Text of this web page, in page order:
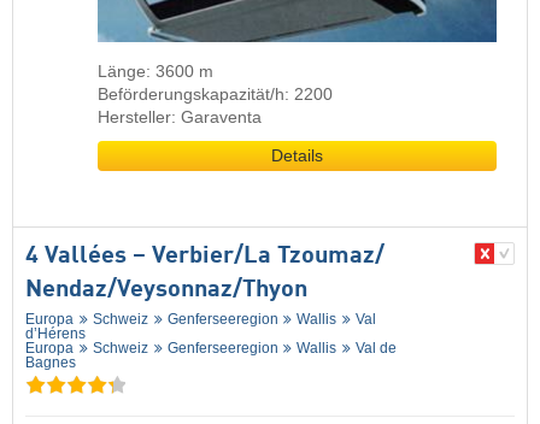
Länge: 3600 m
Beförderungskapazität/h: 2200
Hersteller: Garaventa
Details
4 Vallées – Verbier/​La Tzoumaz/​
Nendaz/​Veysonnaz/​Thyon
Europa Schweiz Genferseeregion Wallis
Val
d’Hérens
Europa
Schweiz Genferseeregion Wallis
Val de
Bagnes